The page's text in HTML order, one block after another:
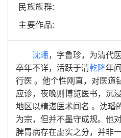
民族族群:
主要作品:
沈璠，字鲁珍，为清代
卒年不详，活跃于清乾隆年
行医 。他个性刚直，对医道
应诊，夜晚则博览医书，沉
地区以精湛医术闻名 。​ 沈璠
为宗，但并不墨守成规。他
脾胃病存在虚实之分，并非